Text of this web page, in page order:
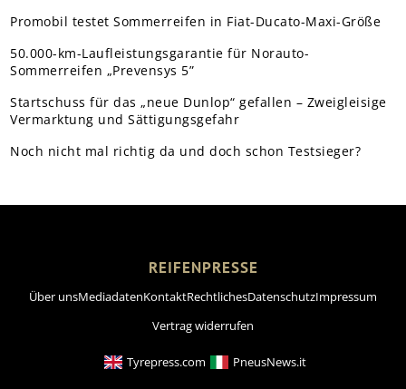
Promobil testet Sommerreifen in Fiat-Ducato-Maxi-Größe
50.000-km-Laufleistungsgarantie für Norauto-
Sommerreifen „Prevensys 5”
Startschuss für das „neue Dunlop“ gefallen – Zweigleisige
Vermarktung und Sättigungsgefahr
Noch nicht mal richtig da und doch schon Testsieger?
REIFENPRESSE
Über unsMediadatenKontaktRechtlichesDatenschutzImpressum
Vertrag widerrufen
Tyrepress.com PneusNews.it